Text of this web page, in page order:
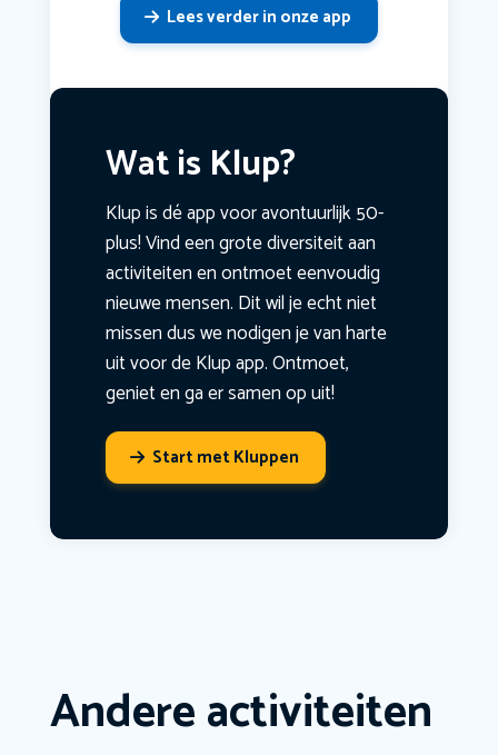
Lees verder in onze app
Wat is Klup?
Klup is dé app voor avontuurlijk 50-
plus! Vind een grote diversiteit aan
activiteiten en ontmoet eenvoudig
nieuwe mensen. Dit wil je echt niet
missen dus we nodigen je van harte
uit voor de Klup app. Ontmoet,
geniet en ga er samen op uit!
Start met Kluppen
Andere activiteiten